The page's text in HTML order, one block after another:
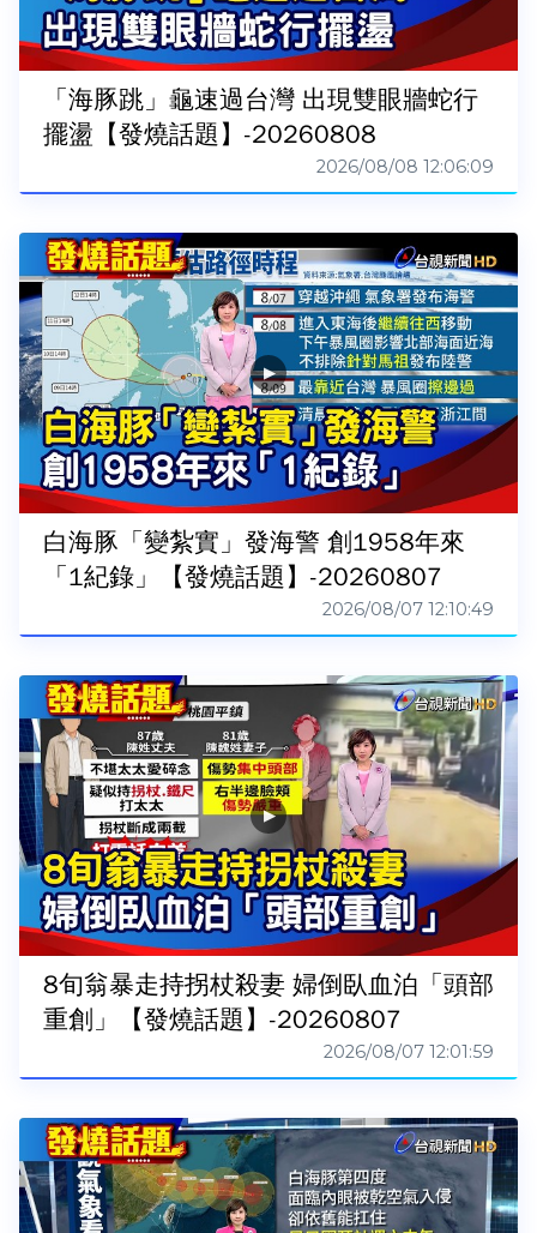
「海豚跳」龜速過台灣 出現雙眼牆蛇行
擺盪【發燒話題】-20260808
2026/08/08 12:06:09
白海豚「變紮實」發海警 創1958年來
「1紀錄」【發燒話題】-20260807
2026/08/07 12:10:49
8旬翁暴走持拐杖殺妻 婦倒臥血泊「頭部
重創」【發燒話題】-20260807
2026/08/07 12:01:59